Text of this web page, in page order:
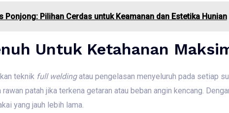
Ponjong: Pilihan Cerdas untuk Keamanan dan Estetika Hunian
Untuk Ketahanan
teknik full weldingatau pengelasan menyeluruh pada setiap
rawan patah jika terkena getaran atau beban angin kencang.
yang jauh lebih lama.